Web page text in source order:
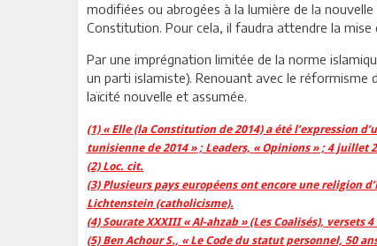
modifiées ou abrogées à la lumière de la
Constitution. Pour cela, il faudra attendre la mise
Par une imprégnation limitée de la norme
un parti islamiste). Renouant avec le réformisme
laïcité nouvelle et assumée.
(1) « Elle (la Constitution de 2014) a été l’expression
tunisienne de 2014 » ; Leaders, « Opinions » ; 4 juillet
(2) Loc. cit.
(3) Plusieurs pays européens ont encore une religion
Lichtenstein (catholicisme).
(4) Sourate XXXIII « Al-ahzab » (Les Coalisés), versets 4
(5) Ben Achour S., « Le Code du statut personnel, 50